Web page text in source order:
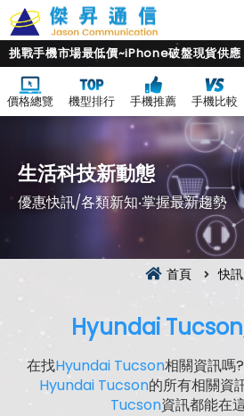
挑戰手機市場最低價~iPhone破盤現貨供應
價格總覽 機型排行 手機推薦 手機比較
生活科技新動態
優惠快訊/各類新知‧掌握最新趨勢
首頁 快
Hyundai Tucson
在找Hyundai Tucson相關資訊嗎
Hyundai Tucson的所有相關資
Tucson資訊都能在